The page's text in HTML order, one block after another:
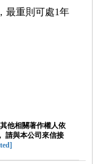
最重則可處1年
他相關著作權人依
請與本公司來信接